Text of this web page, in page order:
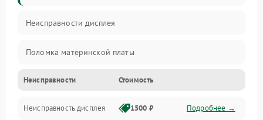
Неисправности дисплея
Поломка материнской платы
Неисправность системы охлаждения
Неисправность BIOS
Неисправности Стоимость
Неисправность дисплея 1500 ₽ Подробнее →